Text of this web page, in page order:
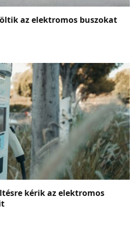
az elektromos buszokat
kérik az elektromos